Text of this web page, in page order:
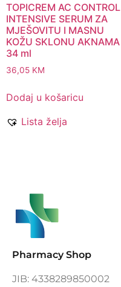
TOPICREM AC CONTROL
INTENSIVE SERUM ZA
MJEŠOVITU I MASNU
KOŽU SKLONU AKNAMA
34 ml
36,05 KM
Dodaj u košaricu
Lista želja
Pharmacy Shop
JIB: 4338289850002